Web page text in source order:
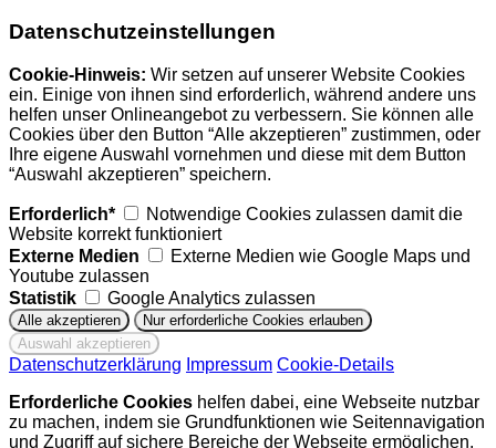
Datenschutzeinstellungen
Cookie-Hinweis: Wir setzen auf unserer Website Cookies
ein. Einige von ihnen sind erforderlich, während andere uns
helfen unser Onlineangebot zu verbessern. Sie können alle
Cookies über den Button “Alle akzeptieren” zustimmen, oder
Ihre eigene Auswahl vornehmen und diese mit dem Button
“Auswahl akzeptieren” speichern.
Erforderlich*
Notwendige Cookies zulassen damit die
Website korrekt funktioniert
Externe Medien
Externe Medien wie Google Maps und
Youtube zulassen
Statistik
Google Analytics zulassen
Datenschutzerklärung Impressum Cookie-Details
Erforderliche Cookies helfen dabei, eine Webseite nutzbar
zu machen, indem sie Grundfunktionen wie Seitennavigation
und Zugriff auf sichere Bereiche der Webseite ermöglichen.